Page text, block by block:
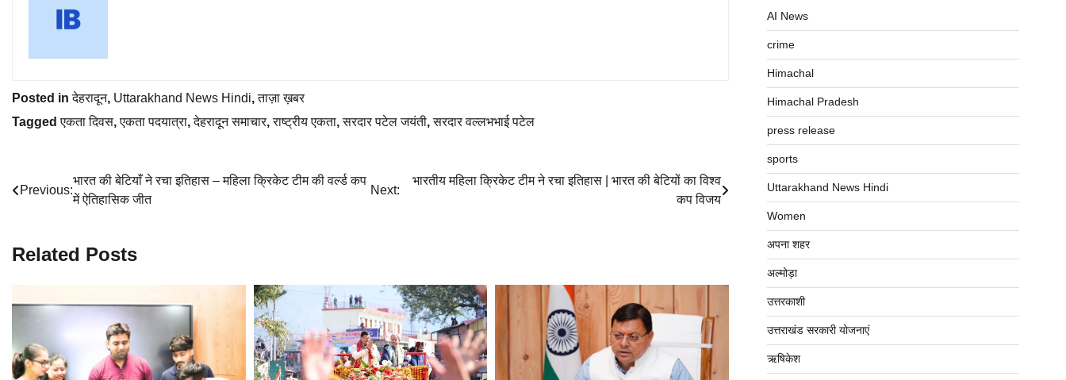
Posted inदेहरादून, Uttarakhand News Hindi,ताज़ा ख़बर
Taggedएकता दिवस,एकता पदयात्रा,देहरादून समाचार,राष्ट्रीय एकता,सरदार पटेल जयंती,सरदार वल्लभभाई पटेल
Post
navigation
Previous:
भारत की बेटियाँ ने रचा इतिहास – महिला क्रिकेट टीम की वर्ल्ड कप
में ऐतिहासिक जीत
Next:
भारतीय महिला क्रिकेट टीम ने रचा इतिहास | भारत की बेटियों का विश्व
कप विजय
Related Posts
AI News
crime
Himachal
Himachal Pradesh
press release
sports
Uttarakhand News Hindi
Women
अपना शहर
अल्मोड़ा
उत्तरकाशी
उत्तराखंड सरकारी योजनाएं
ऋषिकेश